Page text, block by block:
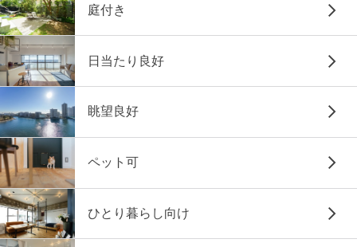
庭付き
日当たり良好
眺望良好
ペット可
ひとり暮らし向け